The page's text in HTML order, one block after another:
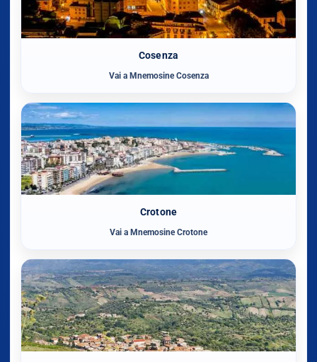
Cosenza
Vai a Mnemosine Cosenza
Crotone
Vai a Mnemosine Crotone